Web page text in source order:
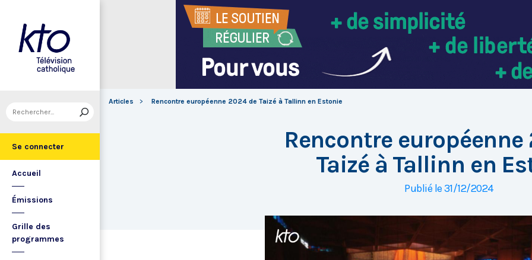
Se connecter
Accueil
Émissions
Grille des
programmes
Articles Rencontre européenne 2024 de Taizé à Tallinn en Estonie
Rencontre européenne
Taizé à Tallinn en
Publié le 31/12/2024